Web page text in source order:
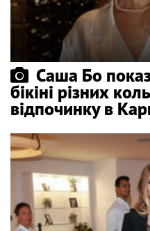
Саша Бо
бікіні різних
відпочинку в